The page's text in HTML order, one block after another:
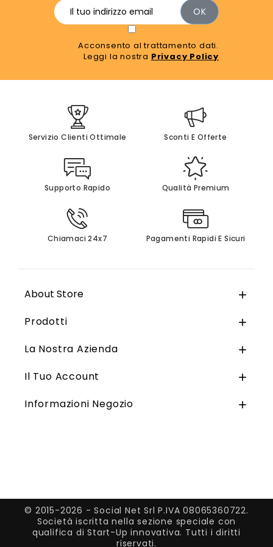
Acconsento al trattamento dati.
Leggi la nostra Privacy Policy
Servizio Clienti Ottimale Sconti E Offerte
Supporto Rapido Qualità Premium
Chiamaci 24x7 Pagamenti Rapidi E Sicuri
About Store 
Prodotti 
La Nostra Azienda 
Il Tuo Account 
Informazioni Negozio 
© 2015-2026 - Social Net Srl P.IVA 08065360722.
Società iscritta nella sezione speciale con
qualifica di Start-Up innovativa. Tutti i diritti
riservati.